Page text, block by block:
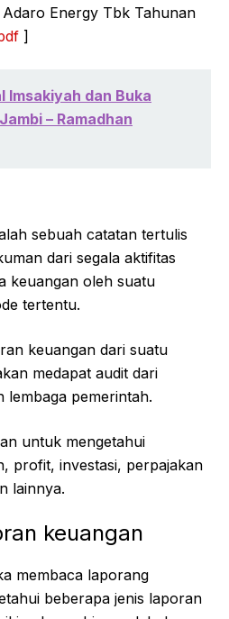
Energy Tbk Tahunan
]
Imsakiyah dan Buka
– Ramadhan
sebuah catatan tertulis
dari segala aktifitas
keuangan oleh suatu
tertentu.
keuangan dari suatu
medapat audit dari
pemerintah.
untuk mengetahui
profit, investasi, perpajakan
lainnya.
keuangan
membaca laporang
beberapa jenis laporan